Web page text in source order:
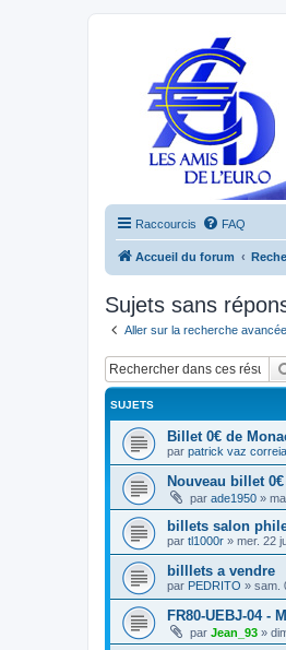
Raccourcis FAQ
Accueil du forum
Sujets sans
Aller sur la recherche avancée
SUJETS
Billet 0€ de
par patrick vaz correia
Nouveau billet
par ade1950 »
billets salon
par tl1000r » mer. 22
billlets a vendre
par PEDRITO » sam.
FR80-UEBJ-04 -
par Jean_93 »